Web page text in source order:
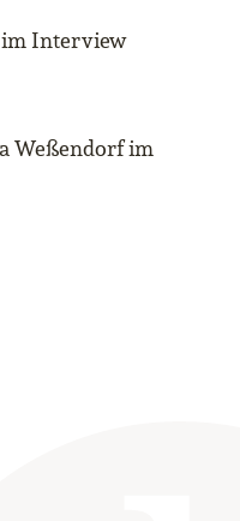
im Interview
Weßendorf im